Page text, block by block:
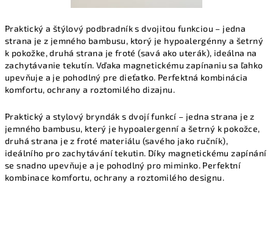
Praktický a štýlový podbradník s dvojitou funkciou – jedna
strana je z jemného bambusu, ktorý je hypoalergénny a šetrný
k pokožke, druhá strana je froté (savá ako uterák), ideálna na
zachytávanie tekutín. Vďaka magnetickému zapínaniu sa ľahko
upevňuje a je pohodlný pre dieťatko. Perfektná kombinácia
komfortu, ochrany a roztomilého dizajnu.
Praktický a stylový bryndák s dvojí funkcí – jedna strana je z
jemného bambusu, který je hypoalergenní a šetrný k pokožce,
druhá strana je z froté materiálu (savého jako ručník),
ideálního pro zachytávání tekutin. Díky magnetickému zapínání
se snadno upevňuje a je pohodlný pro miminko. Perfektní
kombinace komfortu, ochrany a roztomilého designu.